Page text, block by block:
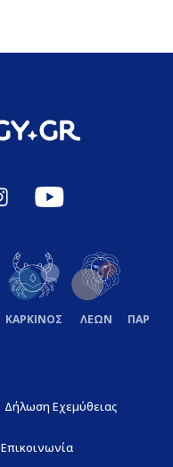
ΚΑΡΚΙΝΟΣ ΛΕΩΝ
Δήλωση Εχεμύθειας
Επικοινωνία